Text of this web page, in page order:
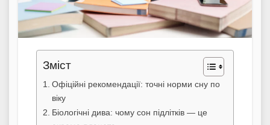
Зміст
Офіційні рекомендації: точні норми сну по
віку
Біологічні дива: чому сон підлітків — це